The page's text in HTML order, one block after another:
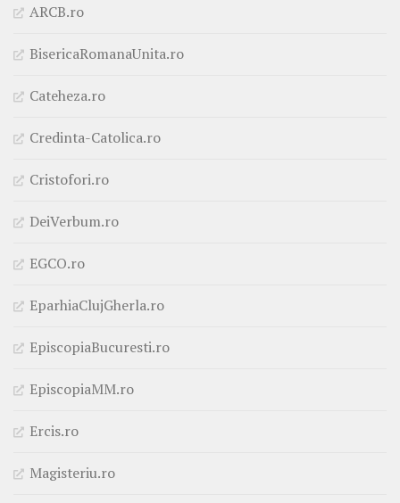
ARCB.ro
BisericaRomanaUnita.ro
Cateheza.ro
Credinta-Catolica.ro
Cristofori.ro
DeiVerbum.ro
EGCO.ro
EparhiaClujGherla.ro
EpiscopiaBucuresti.ro
EpiscopiaMM.ro
Ercis.ro
Magisteriu.ro